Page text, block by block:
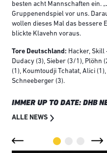
besten acht Mannschaften ein.
Gruppenendspiel vor uns.
wollen dieses Mal das bessere
blickte Klavehn voraus.
Tore Deutschland: Hacker, Skill
Dudacy (3), Sieber (3/1), Plöhn
(1), Koumtoudji Tchatat, Alici
Schneeberger (3).
IMMER UP TO DATE: DHB
ALLE NEWS